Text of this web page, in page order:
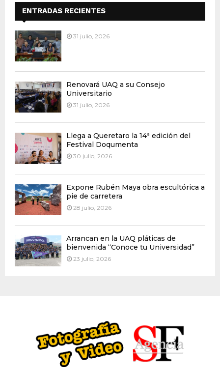
ENTRADAS RECIENTES
31 julio, 2026
Renovará UAQ a su Consejo
Universitario
31 julio, 2026
Llega a Queretaro la 14ª edición del
Festival Doqumenta
30 julio, 2026
Expone Rubén Maya obra escultórica a
pie de carretera
28 julio, 2026
Arrancan en la UAQ pláticas de
bienvenida “Conoce tu Universidad”
23 julio, 2026